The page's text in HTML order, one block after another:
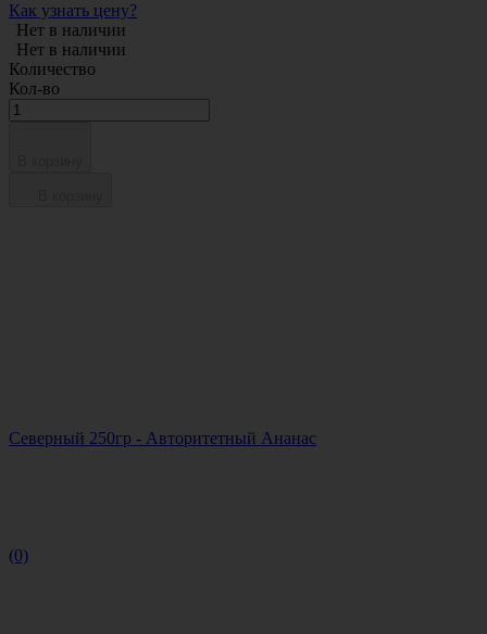
Как узнать цену?
Нет в наличии
Нет в наличии
Количество
Кол-во
Северный 250гр - Авторитетный Ананас
(0)